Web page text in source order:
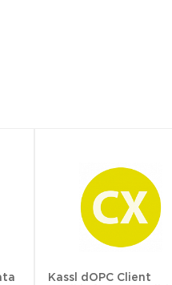
Kassl dOPC Client